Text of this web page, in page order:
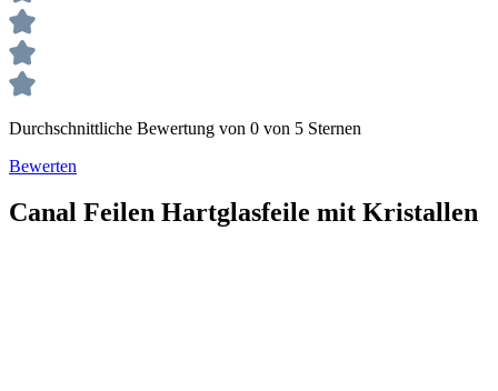
Durchschnittliche Bewertung von 0 von 5 Sternen
Bewerten
Canal Feilen Hartglasfeile mit Kristallen